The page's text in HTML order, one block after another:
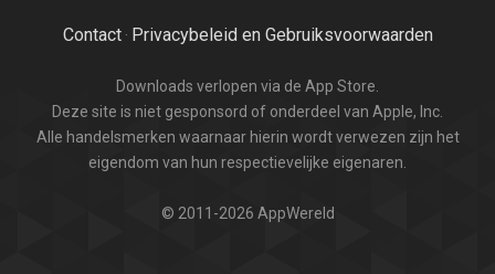
Contact· Privacybeleid en Gebruiksvoorwaarden
Downloads verlopen via de App Store.
Deze site is niet gesponsord of onderdeel van Apple, Inc.
Alle handelsmerken waarnaar hierin wordt verwezen zijn het
eigendom van hun respectievelijke eigenaren.
© 2011-2026 AppWereld